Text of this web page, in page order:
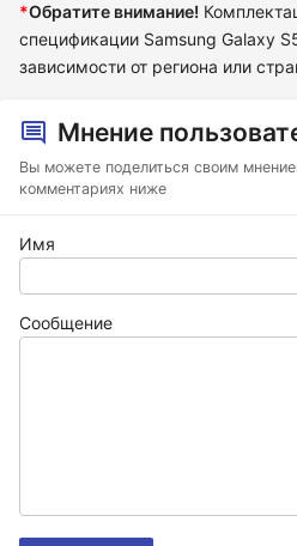
*Обратите внимание!
спецификации Samsung Galaxy
зависимости от региона или
Мнение
Вы можете поделиться своим
комментариях ниже
Имя
Сообщение